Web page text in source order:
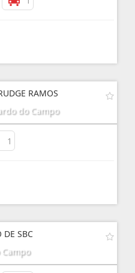
RAMOS
do Campo
1
DE SBC